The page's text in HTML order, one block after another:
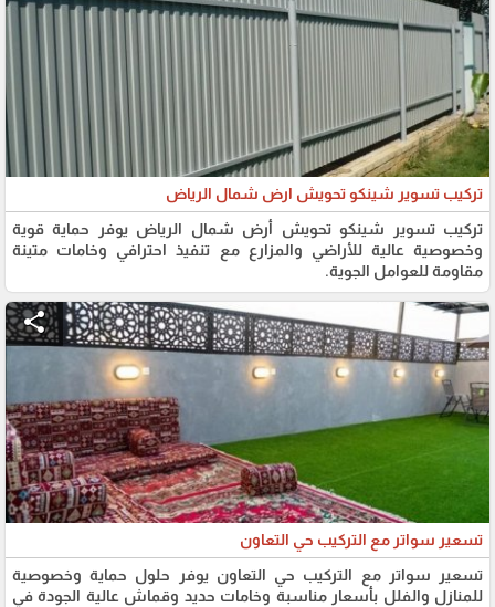
تركيب تسوير شينكو تحويش ارض شمال الرياض
تركيب تسوير شينكو تحويش أرض شمال الرياض يوفر حماية قوية
وخصوصية عالية للأراضي والمزارع مع تنفيذ احترافي وخامات متينة
مقاومة للعوامل الجوية.
share
تسعير سواتر مع التركيب حي التعاون
تسعير سواتر مع التركيب حي التعاون يوفر حلول حماية وخصوصية
للمنازل والفلل بأسعار مناسبة وخامات حديد وقماش عالية الجودة في